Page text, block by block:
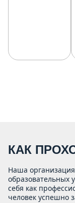
КАК
Наша
образовательных
себя как
человек успешно